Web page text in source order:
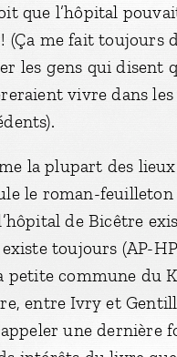
que l’hôpital
! (Ça me fait toujours
les gens qui disent
vivre dans les
la plupart des
le roman-feuilleton
de Bicêtre
toujours (AP-
petite commune du
entre Ivry et
une dernière